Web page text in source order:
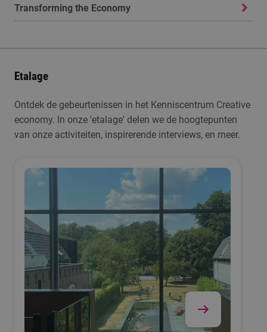
Transforming the Economy
Etalage
Ontdek de gebeurtenissen in het Kenniscentrum Creative
economy. In onze 'etalage' delen we de hoogtepunten
van onze activiteiten, inspirerende interviews, en meer.